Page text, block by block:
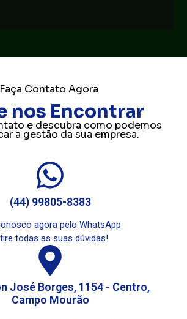
Faça Contato Agora
nos Encontrar
e descubra como podemos
a gestão da sua empresa.
(44) 99805-8383
agora pelo WhatsApp
todas as suas dúvidas!
José Borges, 1154 - Centro,
Campo Mourão